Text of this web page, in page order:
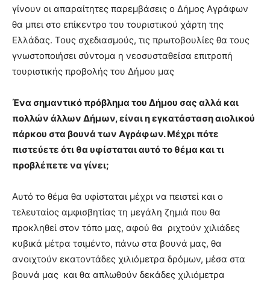
γίνουν οι απαραίτητες παρεμβάσεις ο Δήμος Αγράφων
θα μπει στο επίκεντρο του τουριστικού χάρτη της
Ελλάδας. Τους σχεδιασμούς, τις πρωτοβουλίες θα τους
γνωστοποιήσει σύντομα η νεοσυσταθείσα επιτροπή
τουριστικής προβολής του Δήμου μας
Ένα σημαντικό πρόβλημα του Δήμου σας αλλά και
πολλών άλλων Δήμων, είναι η εγκατάσταση αιολικού
πάρκου στα βουνά των Αγράφων. Μέχρι πότε
πιστεύετε ότι θα υφίσταται αυτό το θέμα και τι
προβλέπετε να γίνει;
Αυτό το θέμα θα υφίσταται μέχρι να πειστεί και ο
τελευταίος αμφισβητίας τη μεγάλη ζημιά που θα
προκληθεί στον τόπο μας, αφού θα ριχτούν χιλιάδες
κυβικά μέτρα τσιμέντο, πάνω στα βουνά μας, θα
ανοιχτούν εκατοντάδες χιλιόμετρα δρόμων, μέσα στα
βουνά μας και θα απλωθούν δεκάδες χιλιόμετρα